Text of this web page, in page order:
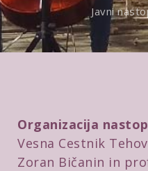
Javni
Organizacija
Vesna Cestnik
Zoran Bičanin in